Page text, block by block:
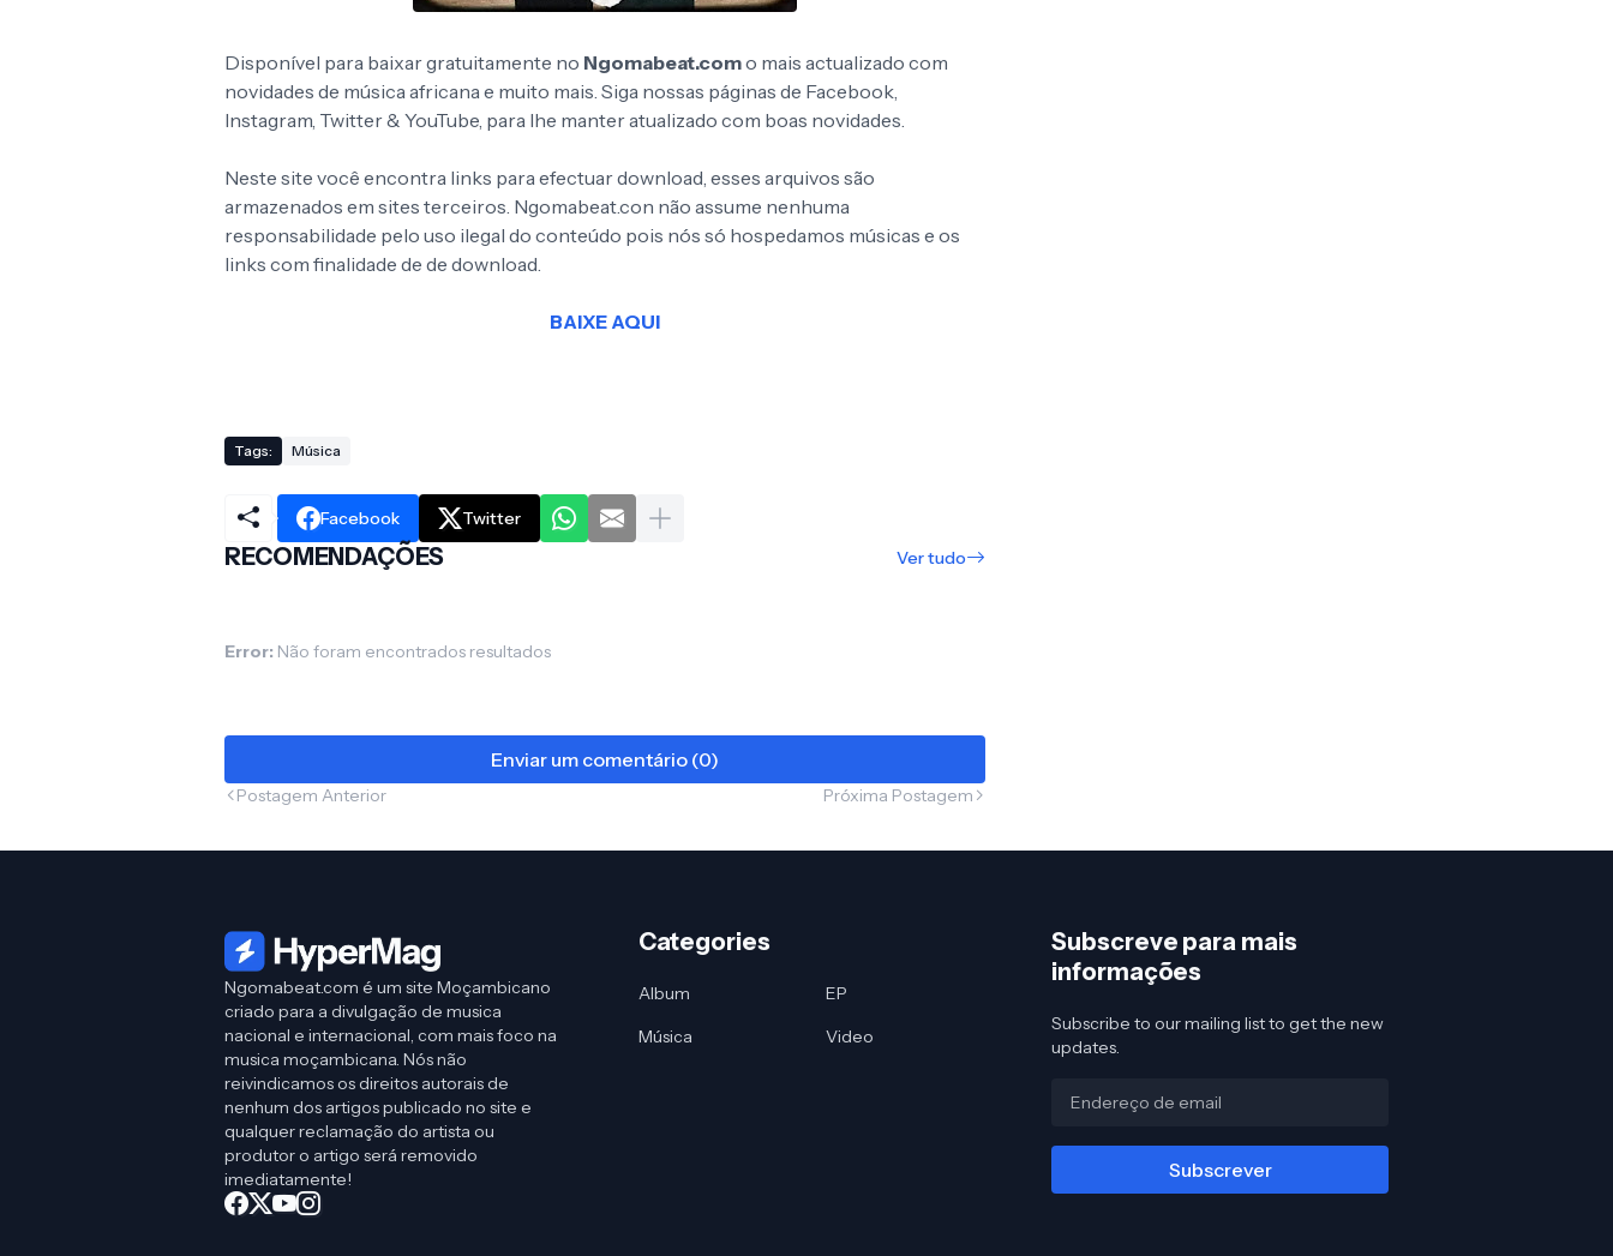
Disponível para baixar gratuitamente no Ngomabeat.como mais actualizado com
novidades de música africana e muito mais. Siga nossas páginas de Facebook,
Instagram, Twitter & YouTube, para lhe manter atualizado com boas novidades.
Neste site você encontra links para efectuar download, esses arquivos são
armazenados em sites terceiros. Ngomabeat.con não assume nenhuma
responsabilidade pelo uso ilegal do conteúdo pois nós só hospedamos músicas e os
links com finalidade de de download.
BAIXE AQUI
Tags: Música
Facebook Twitter
RECOMENDAÇÕES Ver tudo
Error: Não foram encontrados resultados
Enviar um comentário (0)
Postagem Anterior Próxima Postagem
Ngomabeat.com é um site Moçambicano
criado para a divulgação de musica
nacional e internacional, com mais foco na
musica moçambicana. Nós não
reivindicamos os direitos autorais de
nenhum dos artigos publicado no site e
qualquer reclamação do artista ou
produtor o artigo será removido
imediatamente!
Categories
Album
EP
Música
Video
Subscreve para mais
informações
Subscribe to our mailing list to get the new
updates.